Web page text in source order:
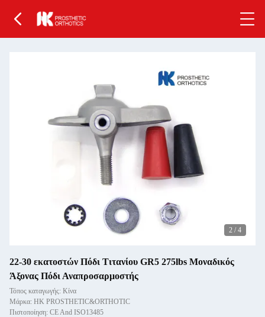
2 / 4
22-30 εκατοστών Πόδι Τιτανίου GR5 275lbs Μοναδικός
Άξονας Πόδι Αναπροσαρμοστής
Τόπος καταγωγής: Κίνα
Μάρκα: HK PROSTHETIC&ORTHOTIC
Πιστοποίηση: CE And ISO13485